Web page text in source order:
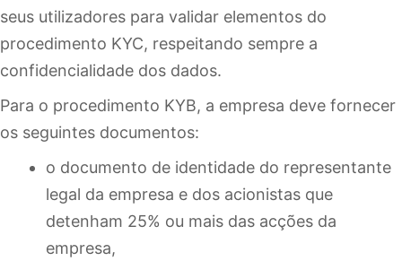
seus utilizadores para validar elementos do
procedimento KYC, respeitando sempre a
confidencialidade dos dados.
Para o procedimento KYB, a empresa deve fornecer
os seguintes documentos:
o documento de identidade do representante
legal da empresa e dos acionistas que
detenham 25% ou mais das acções da
empresa,